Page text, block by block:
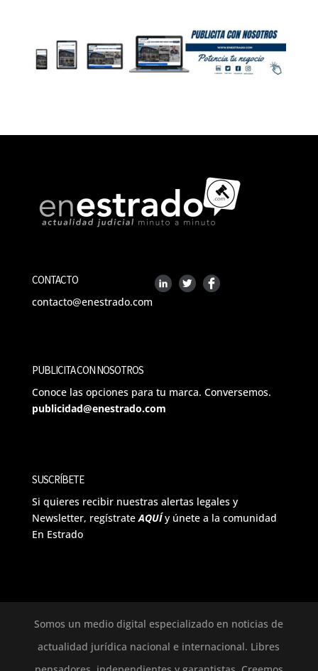
CONTACTO
contacto@enestrado.com
PUBLICITA CON NOSOTROS
Conoce las opciones para tu marca. Conversemos.
publicidad@enestrado.com
SUSCRÍBETE
Si quieres recibir nuestras alertas legales y
Newsletter, regístrateAQUÍ y únete a la comunidad
En Estrado
Somos un medio digital especializado en noticias de
actualidad jurídica nacional e internacional. Libres